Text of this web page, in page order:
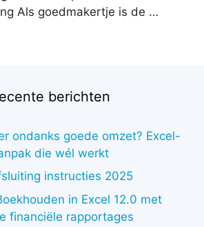
Als goedmakertje is de …
berichten
ondanks goede omzet? Excel-
die wél werkt
instructies 2025
in Excel 12.0 met
financiële rapportages